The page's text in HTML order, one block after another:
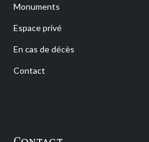
Monuments
Espace privé
En cas de décès
Contact